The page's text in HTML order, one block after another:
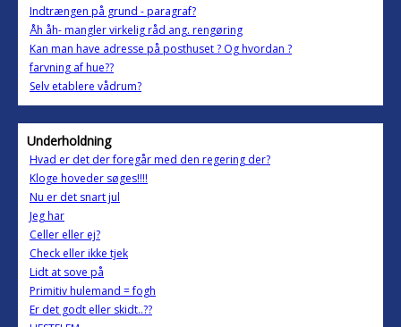
Indtrængen på grund - paragraf?
Åh åh- mangler virkelig råd ang. rengøring
Kan man have adresse på posthuset ? Og hvordan ?
farvning af hue??
Selv etablere vådrum?
Underholdning
Hvad er det der foregår med den regering der?
Kloge hoveder søges!!!!
Nu er det snart jul
Jeg har
Celler eller ej?
Check eller ikke tjek
Lidt at sove på
Primitiv hulemand = fogh
Er det godt eller skidt..??